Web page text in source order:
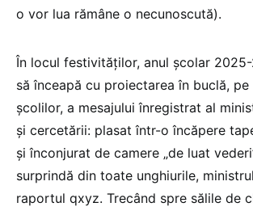
o vor lua rămâne o necunoscută).
În locul festivităților, anul școlar
să înceapă cu proiectarea în buclă,
școlilor, a mesajului înregistrat al
și cercetării: plasat într-o încăpere
și înconjurat de camere „de luat
surprindă din toate unghiurile,
raportul qxyz. Trecând spre sălile de